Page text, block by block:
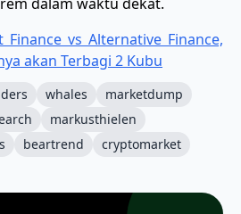
Finance vs Alternative Finance,
akan Terbagi 2 Kubu
whales
marketdump
markusthielen
beartrend cryptomarket